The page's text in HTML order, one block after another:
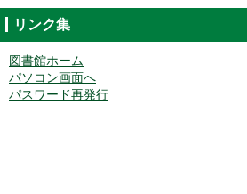
リンク集
図書館ホーム
パソコン画面へ
パスワード再発行